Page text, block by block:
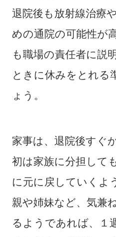
退院後も放射線治療
めの通院の可能性が
も職場の責任者に説
ときに休みをとれる
ょう。
家事は、退院後すぐ
初は家族に分担して
に元に戻していくよ
親や姉妹など、気兼
るようであれば、１